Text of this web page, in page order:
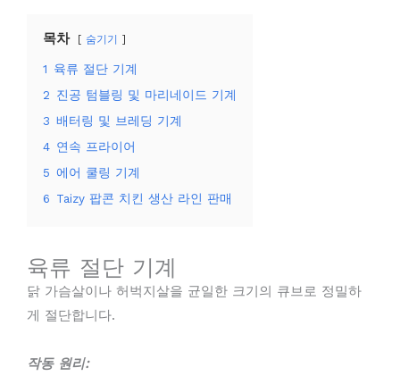
목차 숨기기
1 육류 절단 기계
2 진공 텀블링 및 마리네이드 기계
3 배터링 및 브레딩 기계
4 연속 프라이어
5 에어 쿨링 기계
6 Taizy 팝콘 치킨 생산 라인 판매
육류 절단 기계
닭 가슴살이나 허벅지살을 균일한 크기의 큐브로 정밀하
게 절단합니다.
작동 원리: